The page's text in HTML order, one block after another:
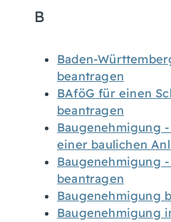
B
Baden-
beantragen
BAföG für einen
beantragen
Baugenehmigung
einer baulichen
Baugenehmigung
beantragen
Baugenehmigung
Baugenehmigung